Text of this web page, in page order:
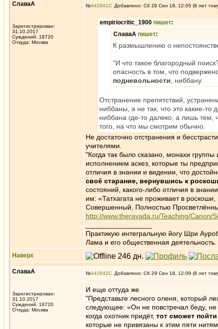
СлаваА
Зарегистрирован:
31.10.2017
Суждений: 18720
Откуда: Москва
№442841 Добавлено: Сб 29 Сен 18, 12:05 (8 лет
empiriocritic_1900 пишет:
СлаваА пишет:
К размышлению о
"И что такое благородный
опасность в том, что
подневольности , ниббану.
Отстранение препятствий,
ниббаны, а не так, что это какие-
ниббана где-то далеко, а лишь тем,
того, на что мы смотрим обычно.
Не достаточно отстранения и
учителями.
"Когда так было сказано, монахи
исполнением аскез, которые ты
отличия в знании и видении, что
своё старание, вернувшись к
состояний, какого-либо отличия в
им: «Татхагата не проживает в роскоши,
Совершенный, Полностью
http://www.theravada.ru/Teaching/Canon/
Практикую интегральную йогу Шри
Лама и его общественная деятельность.
Наверх
СлаваА
Зарегистрирован:
31.10.2017
Суждений: 18720
Откуда: Москва
№442842 Добавлено: Сб 29 Сен 18, 12:09 (8 лет
И еще оттуда же
"Представьте лесного оленя, который
следующее: «Он не повстречал беду, не
когда охотник придёт, тот сможет
которые не привязаны к этим пяти